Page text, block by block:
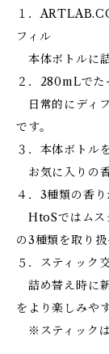
１．
フィル
本体ボトルに
２．280mLでた
日常的にディ
です。
３．本体ボトル
お気に入りの
４．3種類の香
HtoSではムス
の3種類を取り扱
５．スティック
詰め替え時に
をより楽しみや
※スティックは